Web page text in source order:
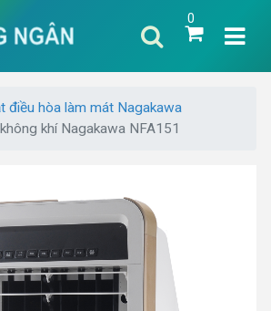
0
điều hòa làm mát Nagakawa
khí Nagakawa NFA151